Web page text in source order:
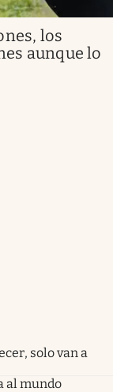
los
aunque lo
solo van a
al mundo